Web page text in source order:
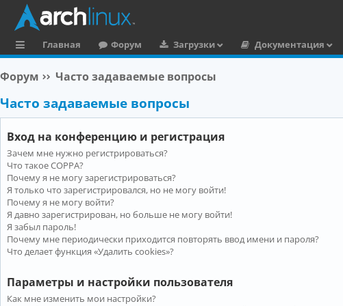
ы
л
Главная Форум Загрузки
Документация
Форум Часто задаваемые вопросы
Часто задаваемые вопросы
Вход на конференцию и регистрация
Зачем мне нужно регистрироваться?
Что такое COPPA?
Почему я не могу зарегистрироваться?
Я только что зарегистрировался, но не могу войти!
Почему я не могу войти?
Я давно зарегистрирован, но больше не могу войти!
Я забыл пароль!
Почему мне периодически приходится повторять ввод имени и пароля?
Что делает функция «Удалить cookies»?
Параметры и настройки пользователя
Как мне изменить мои настройки?